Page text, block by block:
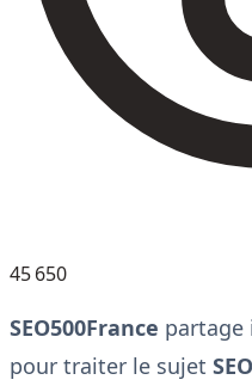
45 650
SEO500France partage
pour traiter le sujet